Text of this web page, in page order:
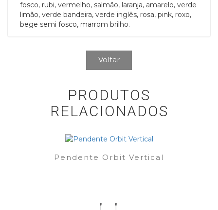
fosco, rubi, vermelho, salmão, laranja, amarelo, verde
limão, verde bandeira, verde inglês, rosa, pink, roxo,
bege semi fosco, marrom brilho.
Voltar
PRODUTOS
RELACIONADOS
Pendente Orbit Vertical